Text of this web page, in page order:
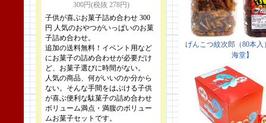
300円(税抜 278円)
子供が喜ぶお菓子詰め合わせ 300
円 人気のおやつがいっぱいのお菓
子詰め合わせ。
追加の送料無料！イベント用など
にお菓子の詰め合わせが必要だけ
ど、お菓子選びに時間がない。
人気の商品、何がいいのか分から
ない。そんな手間をはぶける子供
が喜ぶ便利な駄菓子の詰め合わせ
ボリューム満点・満腹のボリュー
ムお菓子セットです。